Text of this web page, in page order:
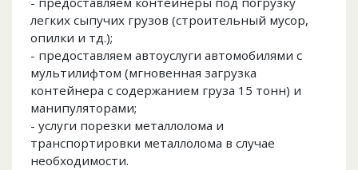
легких сыпучих грузов (строительный мусор,
опилки и тд.);
- предоставляем автоуслуги автомобилями с
мультилифтом (мгновенная загрузка
контейнера с содержанием груза 15 тонн) и
манипуляторами;
- услуги порезки металлолома и
транспортировки металлолома в случае
необходимости.